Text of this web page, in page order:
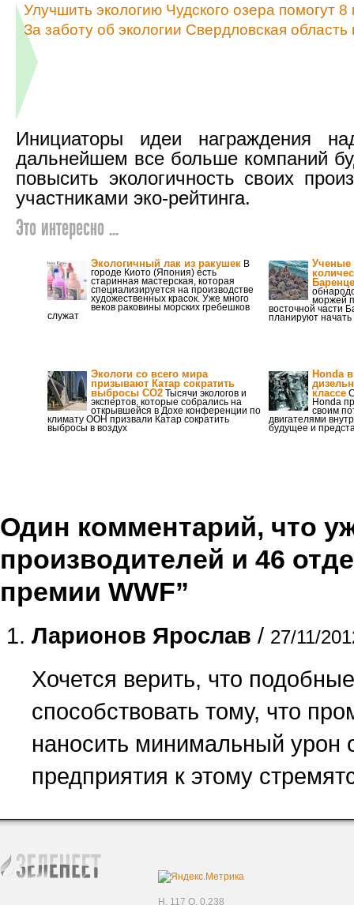
Улучшить экологию Чудского озера помогут
За заботу об экологии Свердловская
Инициаторы идеи награждения
дальнейшем все больше компаний
повысить экологичность своих
участниками эко-рейтинга.
Это интересно ...
Экологичный лак из ракушек В
городе Киото (Япония) есть
старинная мастерская, которая
специализируется на производстве
художественных красок. Уже много
веков раковины морских гребешков
служат
Ученые
моржей
восточной части
планируют
Экологи со всего мира
призывают Катар сократить
выбросы СО2 Тысячи экологов и
экспертов, которые собрались на
открывшейся в Дохе конференции по
климату ООН призвали Катар сократить
выбросы в воздух
Honda
классе
Honda
своим
двигателями
будущее и
Один комментарий, что
производителей и 46
премии WWF”
Ларионов Ярослав / 27/11/
Хочется верить, что
способствовать тому, что
наносить минимальный
предприятия к этому
H. 117 Q. 0,238